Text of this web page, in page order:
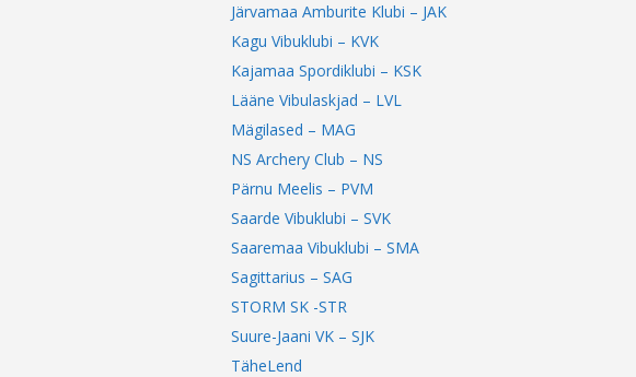
Järvamaa Amburite Klubi – JAK
Kagu Vibuklubi – KVK
Kajamaa Spordiklubi – KSK
Lääne Vibulaskjad – LVL
Mägilased – MAG
NS Archery Club – NS
Pärnu Meelis – PVM
Saarde Vibuklubi – SVK
Saaremaa Vibuklubi – SMA
Sagittarius – SAG
STORM SK -STR
Suure-Jaani VK – SJK
TäheLend